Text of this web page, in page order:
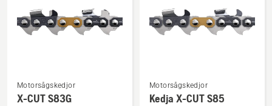
Se
mer
Motorsågskedjor
X-CUT S83G
Se
mer
Motorsågskedjor
Kedja X-CUT S85